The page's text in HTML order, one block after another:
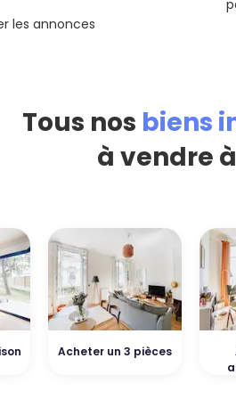
les annonces
Tous nos biens
à vendre
Acheter un 3 pièces